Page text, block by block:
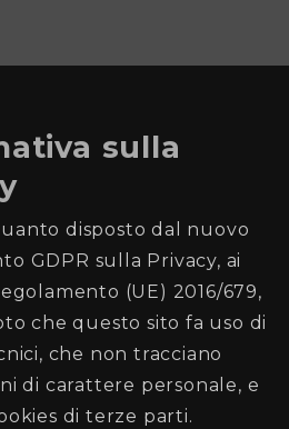
sulla
disposto dal nuovo
GDPR sulla Privacy, ai
(UE) 2016/679,
che questo sito fa uso di
che non tracciano
di carattere personale, e
di terze parti.